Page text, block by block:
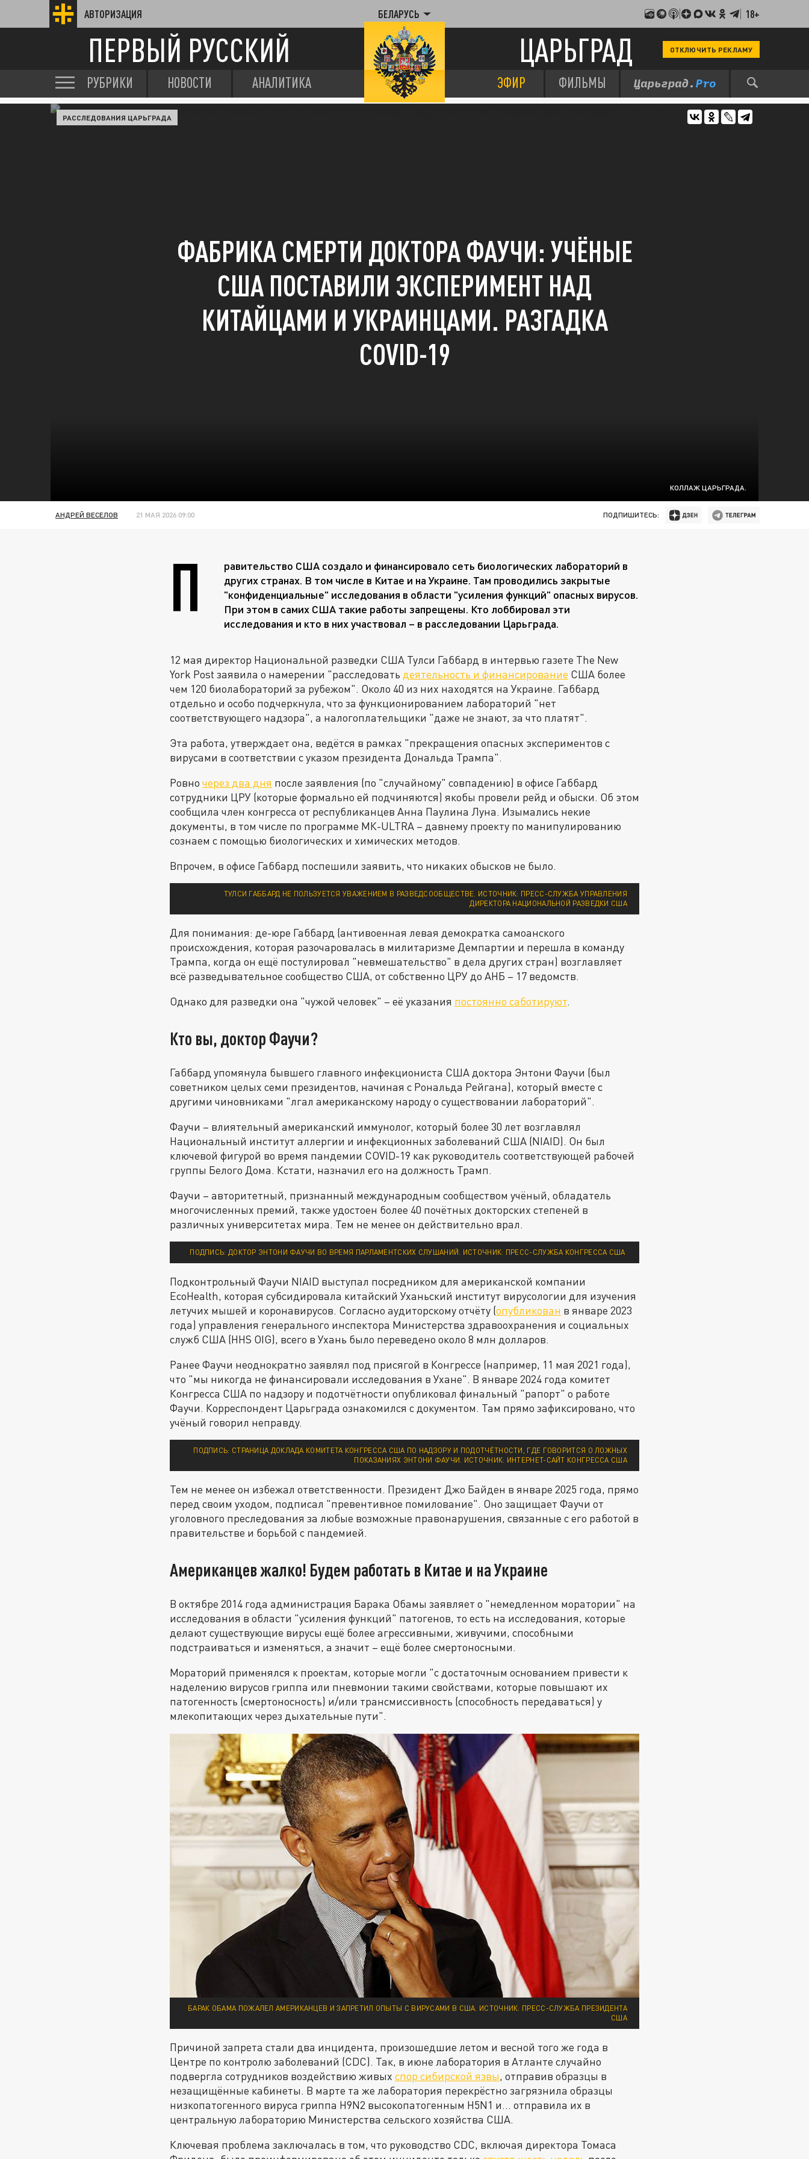
АВТОРИЗАЦИЯ БЕЛАРУСЬ 18+
ПЕРВЫЙ РУССКИЙ ЦАРЬГРАД ОТКЛЮЧИТЬ РЕКЛАМУ
РУБРИКИ НОВОСТИ АНАЛИТИКА ЭФИР ФИЛЬМЫ
КОЛЛАЖ ЦАРЬГРАДА.
РАССЛЕДОВАНИЯ ЦАРЬГРАДА
ФАБРИКА СМЕРТИ ДОКТОРА ФАУЧИ: УЧЁНЫЕ
США ПОСТАВИЛИ ЭКСПЕРИМЕНТ НАД
КИТАЙЦАМИ И УКРАИНЦАМИ. РАЗГАДКА
COVID-19
АНДРЕЙ ВЕСЕЛОВ 21 МАЯ 2026 09:00 ПОДПИШИТЕСЬ:
П
равительство США создало и финансировало сеть биологических лабораторий в
других странах. В том числе в Китае и на Украине. Там проводились закрытые
"конфиденциальные" исследования в области "усиления функций" опасных вирусов.
При этом в самих США такие работы запрещены. Кто лоббировал эти
исследования и кто в них участвовал – в расследовании Царьграда.
12 мая директор Национальной разведки США Тулси Габбард в интервью газете The New
York Post заявила о намерении "расследовать деятельность и финансирование США более
чем 120 биолабораторий за рубежом". Около 40 из них находятся на Украине. Габбард
отдельно и особо подчеркнула, что за функционированием лабораторий "нет
соответствующего надзора", а налогоплательщики "даже не знают, за что платят".
Эта работа, утверждает она, ведётся в рамках "прекращения опасных экспериментов с
вирусами в соответствии с указом президента Дональда Трампа".
Ровно через два дня после заявления (по "случайному" совпадению) в офисе Габбард
сотрудники ЦРУ (которые формально ей подчиняются) якобы провели рейд и обыски. Об этом
сообщила член конгресса от республиканцев Анна Паулина Луна. Изымались некие
документы, в том числе по программе МК-ULTRA – давнему проекту по манипулированию
сознаем с помощью биологических и химических методов.
Впрочем, в офисе Габбард поспешили заявить, что никаких обысков не было.
ТУЛСИ ГАББАРД НЕ ПОЛЬЗУЕТСЯ УВАЖЕНИЕМ В РАЗВЕДСООБЩЕСТВЕ. ИСТОЧНИК: ПРЕСС-СЛУЖБА УПРАВЛЕНИЯ
ДИРЕКТОРА НАЦИОНАЛЬНОЙ РАЗВЕДКИ США
Для понимания: де-юре Габбард (антивоенная левая демократка самоанского
происхождения, которая разочаровалась в милитаризме Демпартии и перешла в команду
Трампа, когда он ещё постулировал "невмешательство" в дела других стран) возглавляет
всё разведывательное сообщество США, от собственно ЦРУ до АНБ – 17 ведомств.
Однако для разведки она "чужой человек" – её указания постоянно саботируют.
Кто вы, доктор Фаучи?
Габбард упомянула бывшего главного инфекциониста США доктора Энтони Фаучи (был
советником целых семи президентов, начиная с Рональда Рейгана), который вместе с
другими чиновниками "лгал американскому народу о существовании лабораторий".
Фаучи – влиятельный американский иммунолог, который более 30 лет возглавлял
Национальный институт аллергии и инфекционных заболеваний США (NIAID). Он был
ключевой фигурой во время пандемии COVID-19 как руководитель соответствующей рабочей
группы Белого Дома. Кстати, назначил его на должность Трамп.
Фаучи – авторитетный, признанный международным сообществом учёный, обладатель
многочисленных премий, также удостоен более 40 почётных докторских степеней в
различных университетах мира. Тем не менее он действительно врал.
ПОДПИСЬ: ДОКТОР ЭНТОНИ ФАУЧИ ВО ВРЕМЯ ПАРЛАМЕНТСКИХ СЛУШАНИЙ. ИСТОЧНИК: ПРЕСС-СЛУЖБА КОНГРЕССА США
Подконтрольный Фаучи NIAID выступал посредником для американской компании
EcoHealth, которая субсидировала китайский Уханьский институт вирусологии для изучения
летучих мышей и коронавирусов. Согласно аудиторскому отчёту (опубликован в январе 2023
года) управления генерального инспектора Министерства здравоохранения и социальных
служб США (HHS OIG), всего в Ухань было переведено около 8 млн долларов.
Ранее Фаучи неоднократно заявлял под присягой в Конгрессе (например, 11 мая 2021 года),
что "мы никогда не финансировали исследования в Ухане". В январе 2024 года комитет
Конгресса США по надзору и подотчётности опубликовал финальный "рапорт" о работе
Фаучи. Корреспондент Царьграда ознакомился с документом. Там прямо зафиксировано, что
учёный говорил неправду.
ПОДПИСЬ: СТРАНИЦА ДОКЛАДА КОМИТЕТА КОНГРЕССА США ПО НАДЗОРУ И ПОДОТЧЁТНОСТИ, ГДЕ ГОВОРИТСЯ О ЛОЖНЫХ
ПОКАЗАНИЯХ ЭНТОНИ ФАУЧИ. ИСТОЧНИК: ИНТЕРНЕТ-САЙТ КОНГРЕССА США
Тем не менее он избежал ответственности. Президент Джо Байден в январе 2025 года, прямо
перед своим уходом, подписал "превентивное помилование". Оно защищает Фаучи от
уголовного преследования за любые возможные правонарушения, связанные с его работой в
правительстве и борьбой с пандемией.
Американцев жалко! Будем работать в Китае и на Украине
В октябре 2014 года администрация Барака Обамы заявляет о "немедленном моратории" на
исследования в области "усиления функций" патогенов, то есть на исследования, которые
делают существующие вирусы ещё более агрессивными, живучими, способными
подстраиваться и изменяться, а значит – ещё более смертоносными.
Мораторий применялся к проектам, которые могли "с достаточным основанием привести к
наделению вирусов гриппа или пневмонии такими свойствами, которые повышают их
патогенность (смертоносность) и/или трансмиссивность (способность передаваться) у
млекопитающих через дыхательные пути".
БАРАК ОБАМА ПОЖАЛЕЛ АМЕРИКАНЦЕВ И ЗАПРЕТИЛ ОПЫТЫ С ВИРУСАМИ В США. ИСТОЧНИК: ПРЕСС-СЛУЖБА ПРЕЗИДЕНТА
США
Причиной запрета стали два инцидента, произошедшие летом и весной того же года в
Центре по контролю заболеваний (CDC). Так, в июне лаборатория в Атланте случайно
подвергла сотрудников воздействию живых спор сибирской язвы, отправив образцы в
незащищённые кабинеты. В марте та же лаборатория перекрёстно загрязнила образцы
низкопатогенного вируса гриппа H9N2 высокопатогенным H5N1 и… отправила их в
центральную лабораторию Министерства сельского хозяйства США.
Ключевая проблема заключалась в том, что руководство CDC, включая директора Томаса